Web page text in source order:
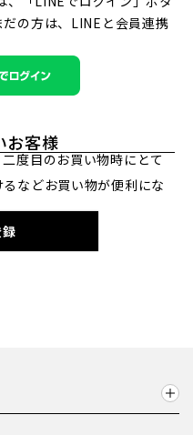
の方は、 LINEと会員連携
お客様
度目のお買い物時にとて
などお買い物が便利にな